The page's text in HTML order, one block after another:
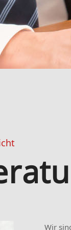
Wir